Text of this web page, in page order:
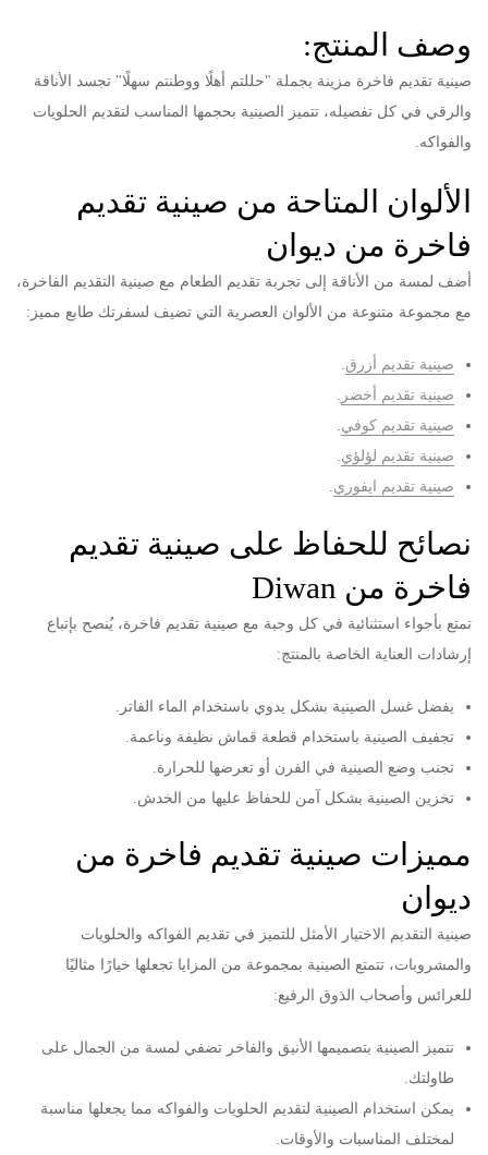
وصف المنتج:
صينية تقديم فاخرة مزينة بجملة "حللتم أهلًا ووطنتم سهلًا" تجسد الأناقة
والرقي في كل تفصيله، تتميز الصينية بحجمها المناسب لتقديم الحلويات
والفواكه.
الألوان المتاحة من صينية تقديم
فاخرة من ديوان
أضف لمسة من الأناقة إلى تجربة تقديم الطعام مع صينية التقديم الفاخرة،
مع مجموعة متنوعة من الألوان العصرية التي تضيف لسفرتك طابع مميز:
صينية تقديم أزرق.
صينية تقديم أخضر .
صينية تقديم كوفي.
صينية تقديم لؤلؤي.
صينية تقديم ايفوري.
نصائح للحفاظ على صينية تقديم
فاخرة من Diwan
تمتع بأجواء استثنائية في كل وجبة مع صينية تقديم فاخرة، يُنصح بإتباع
إرشادات العناية الخاصة بالمنتج:
يفضل غسل الصينية بشكل يدوي باستخدام الماء الفاتر.
تجفيف الصينية باستخدام قطعة قماش نظيفة وناعمة.
تجنب وضع الصينية في الفرن أو تعرضها للحرارة.
تخزين الصينية بشكل آمن للحفاظ عليها من الخدش.
مميزات صينية تقديم فاخرة من
ديوان
صينية التقديم الاختيار الأمثل للتميز في تقديم الفواكه والحلويات
والمشروبات، تتمتع الصينية بمجموعة من المزايا تجعلها خيارًا مثاليًا
للعرائس وأصحاب الذوق الرفيع:
تتميز الصينية بتصميمها الأنيق والفاخر تضفي لمسة من الجمال على
طاولتك.
يمكن استخدام الصينية لتقديم الحلويات والفواكه مما يجعلها مناسبة
لمختلف المناسبات والأوقات.